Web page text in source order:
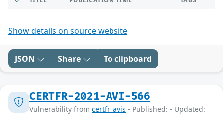
Show details on source website
JSON Share To clipboard
CERTFR-2021-AVI-566
Vulnerability from certfr_avis - Published: - Updated: